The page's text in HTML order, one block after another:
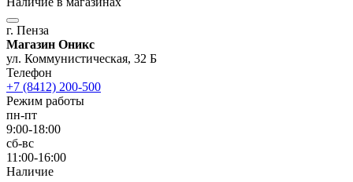
г. Пенза
Магазин Оникс
ул. Коммунистическая, 32 Б
Телефон
+7 (8412) 200-500
Режим работы
пн-пт
9:00-18:00
сб-вс
11:00-16:00
Наличие